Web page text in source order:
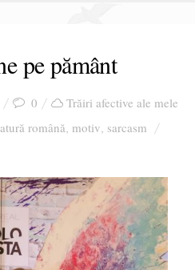
pe pământ
0
Trăiri afective ale mele
română, motiv, sarcasm